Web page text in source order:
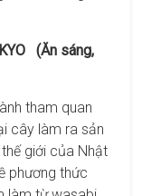
(Ăn sáng,
tham quan
cây làm ra sản
giới của Nhật
phương thức